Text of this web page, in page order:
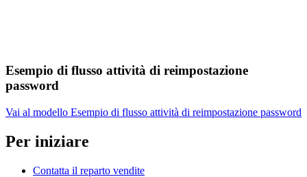
Esempio di flusso attività di reimpostazione
password
Vai al modello Esempio di flusso attività di reimpostazione password
Per iniziare
Contatta il reparto vendite